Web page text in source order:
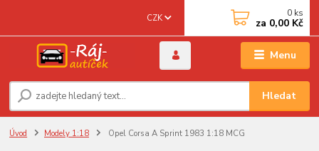
Menu
CZK
Hledat
0 ks
za 0,00 Kč
Úvod Modely 1:18 Opel Corsa A Sprint 1983 1:18 MCG